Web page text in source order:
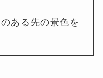
ある先の景色を